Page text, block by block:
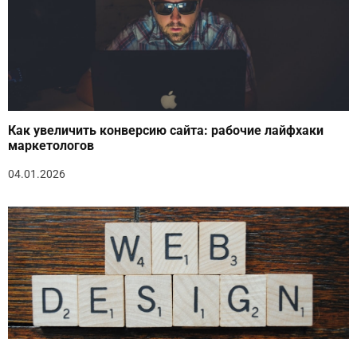
Как увеличить конверсию сайта: рабочие лайфхаки
маркетологов
04.01.2026